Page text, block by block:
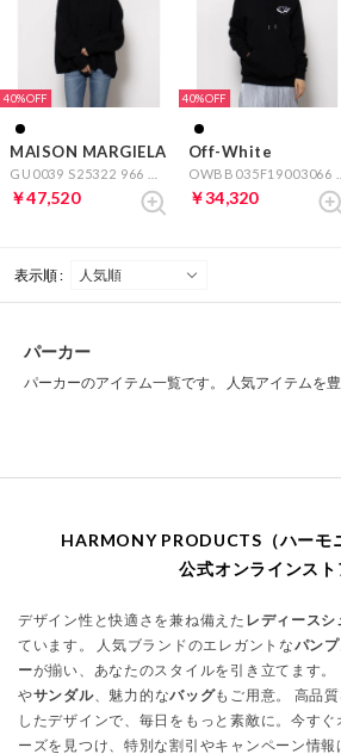
40%
MAISON MARGIELA
￥47,520
40%
Off-White
￥34,320
表示順 :
パーカー
パーカーのアイテム一覧です。 人気アイテムを
HARMONY PRODUCTS（ハーモ
公式オンラインスト
デザイン性と快適さを兼ね備えた レディースシ
ています。 人気ブランドのエレガントなパン
ーが揃い、あなたのスタイルを引き立てます。
やサンダル、魅力的なバッグもご用意。 高品
したデザインで、毎日をもっと素敵に。今す
ーズを見つけ、特別な割引やキャンペーン情